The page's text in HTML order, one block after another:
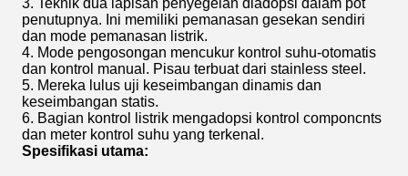
3. Teknik dua lapisan penyegelan diadopsi dalam pot
penutupnya. Ini memiliki pemanasan gesekan sendiri
dan mode pemanasan listrik.
4. Mode pengosongan mencukur kontrol suhu-otomatis
dan kontrol manual. Pisau terbuat dari stainless steel.
5. Mereka lulus uji keseimbangan dinamis dan
keseimbangan statis.
6. Bagian kontrol listrik mengadopsi kontrol componcnts
dan meter kontrol suhu yang terkenal.
Spesifikasi utama: